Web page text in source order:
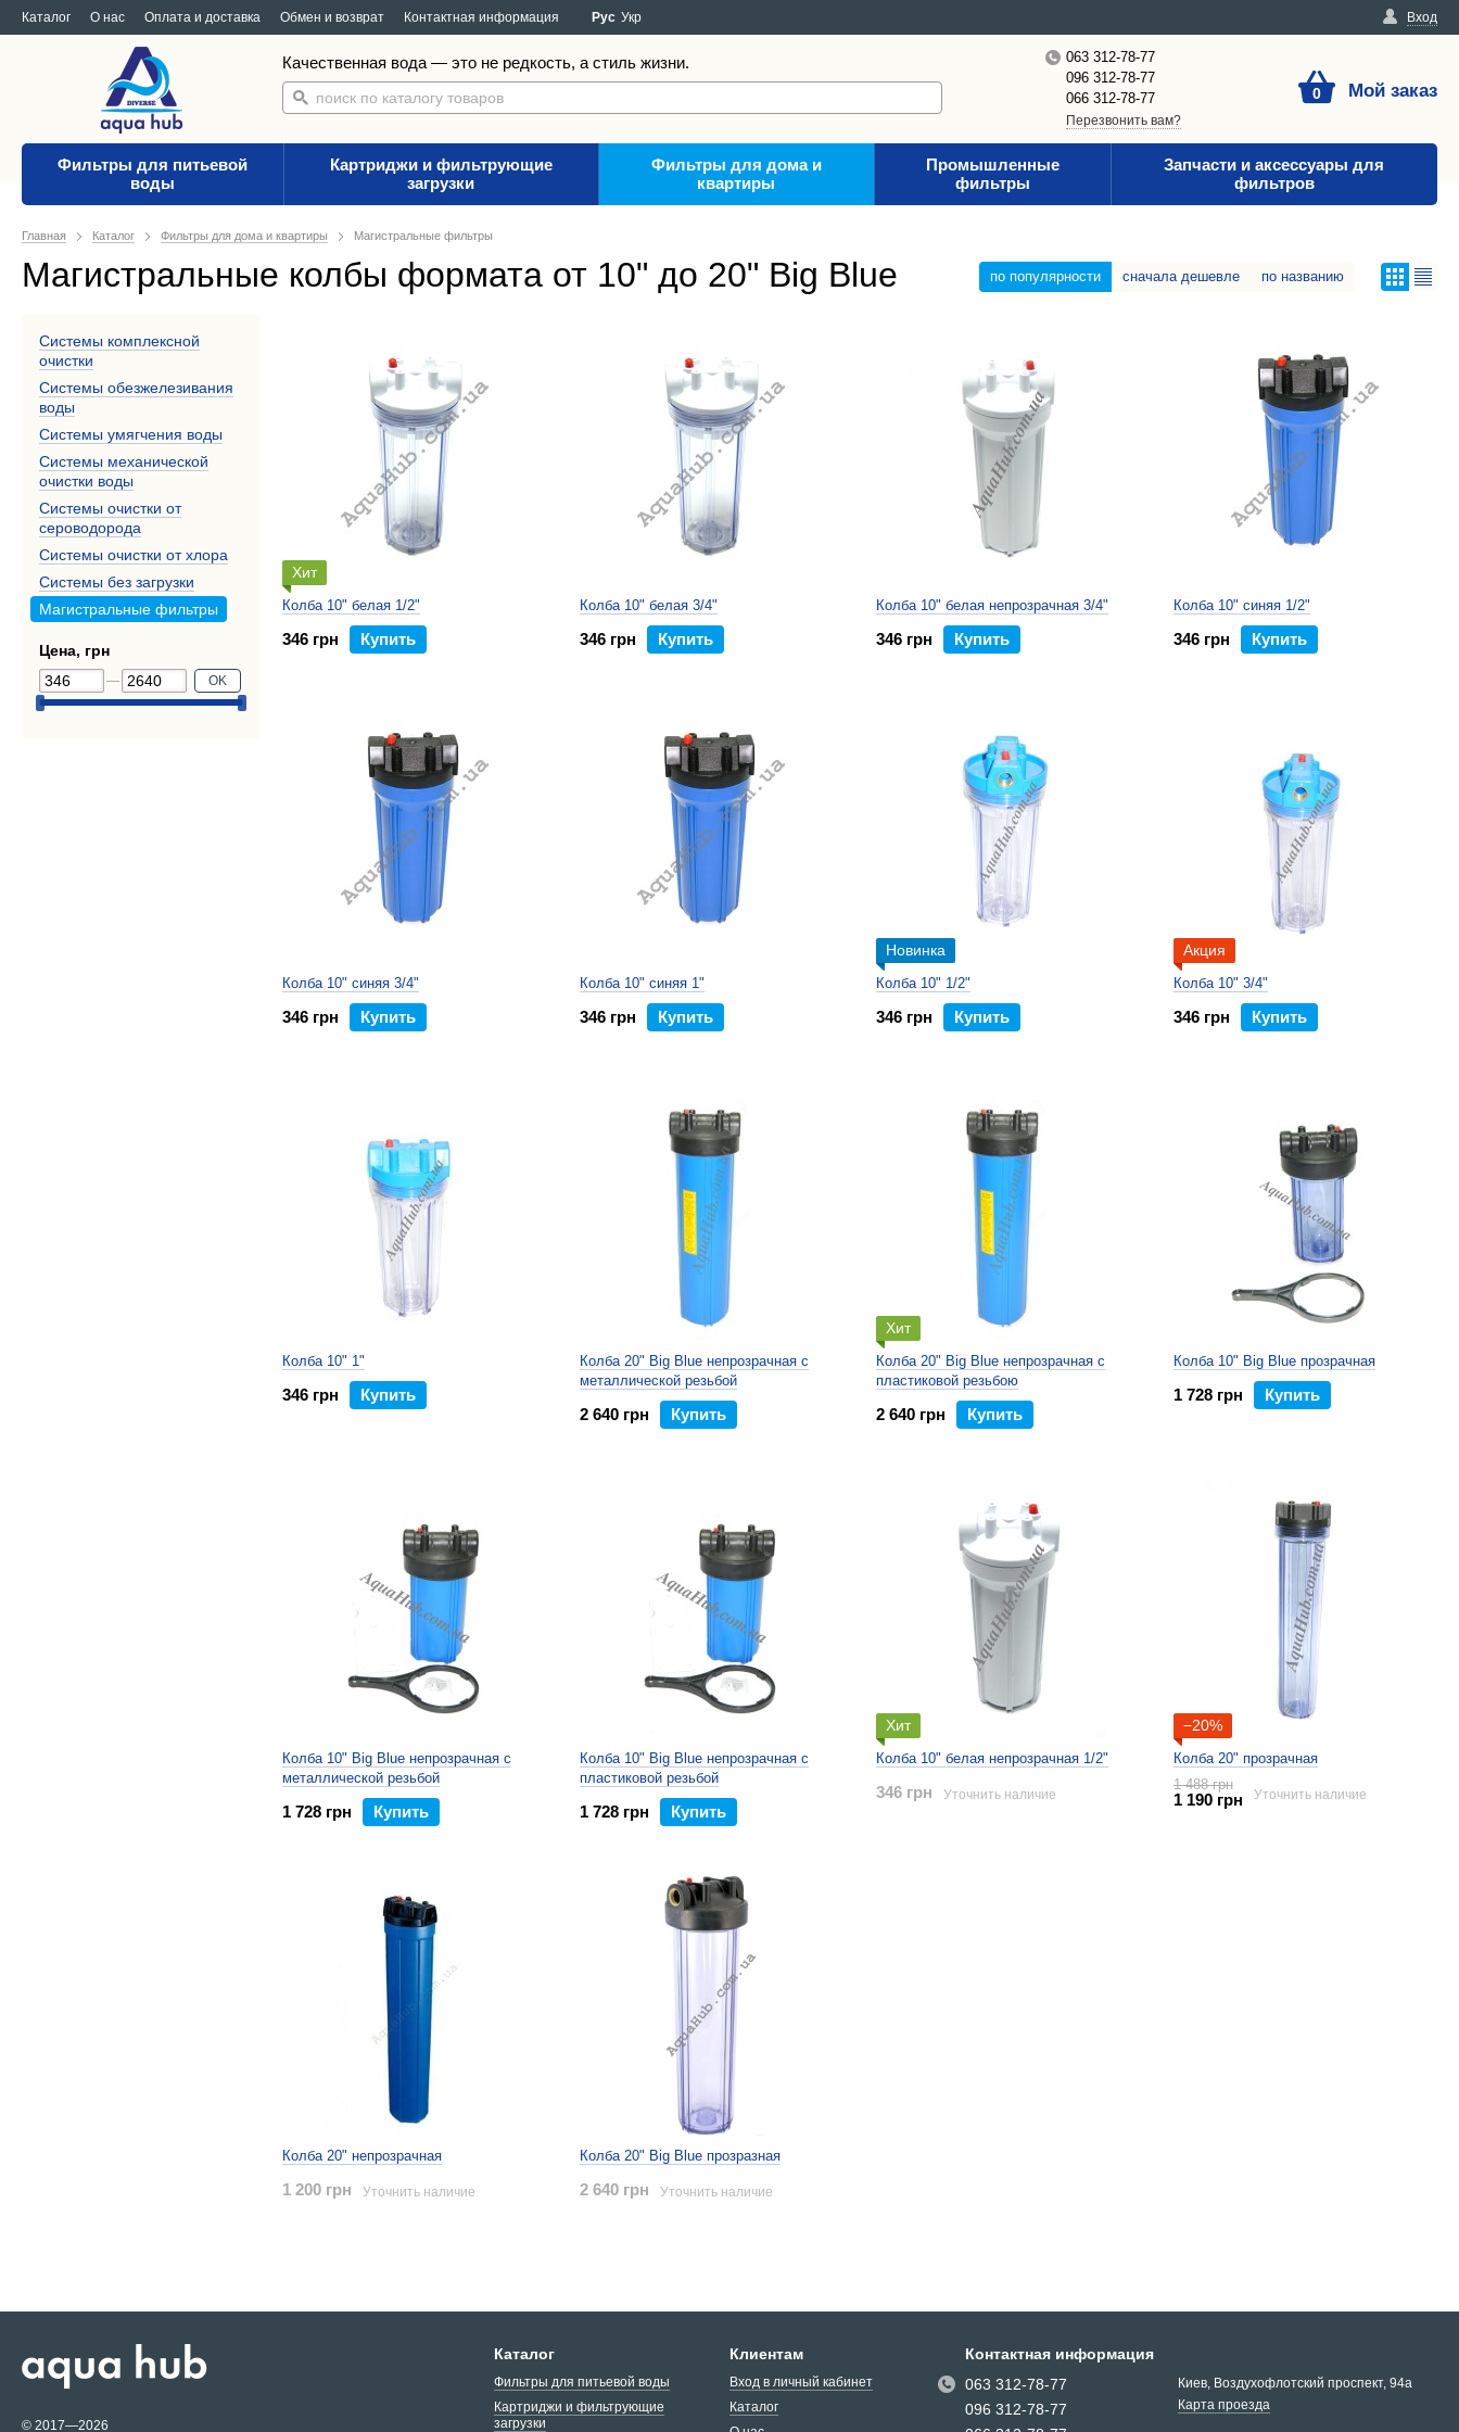
Каталог О нас Оплата и доставка Обмен и возврат Контактная информация Вход
Рус Укр
Качественная вода — это не редкость, а стиль жизни.
063 312-78-77
096 312-78-77
066 312-78-77
Перезвонить вам?
0 Мой заказ
Фильтры для питьевой
воды
Картриджи и фильтрующие
загрузки
Фильтры для дома и
квартиры
Промышленные
фильтры
Запчасти и аксессуары для
фильтров
Главная Каталог Фильтры для дома и квартиры Магистральные фильтры
Магистральные колбы формата от 10" до 20" Big Blue по популярности сначала дешевле по названию
Хит
Колба 10" белая 1/2"
346 грн Купить
Колба 10" белая 3/4"
346 грн Купить
Колба 10" белая непрозрачная 3/4"
346 грн Купить
Колба 10" синяя 1/2"
346 грн Купить
Колба 10" синяя 3/4"
346 грн Купить
Колба 10" синяя 1"
346 грн Купить
Новинка
Колба 10" 1/2"
346 грн Купить
Акция
Колба 10" 3/4"
346 грн Купить
Колба 10" 1"
346 грн Купить
Колба 20" Big Blue непрозрачная с
металлической резьбой
2 640 грн Купить
Хит
Колба 20" Big Blue непрозрачная с
пластиковой резьбою
2 640 грн Купить
Колба 10" Big Blue прозрачная
1 728 грн Купить
Колба 10" Big Blue непрозрачная с
металлической резьбой
1 728 грн Купить
Колба 10" Big Blue непрозрачная с
пластиковой резьбой
1 728 грн Купить
Хит
Колба 10" белая непрозрачная 1/2"
346 грн Уточнить наличие
−20%
Колба 20" прозрачная
1 488 грн
1 190 грн Уточнить наличие
Колба 20" непрозрачная
1 200 грн Уточнить наличие
Колба 20" Big Blue прозразная
2 640 грн Уточнить наличие
Системы комплексной
очистки
Системы обезжелезивания
воды
Системы умягчения воды
Системы механической
очистки воды
Системы очистки от
сероводорода
Системы очистки от хлора
Системы без загрузки
Магистральные фильтры
Цена, грн
OK
© 2017—2026
Каталог
Фильтры для питьевой воды
Картриджи и фильтрующие
загрузки
Клиентам
Вход в личный кабинет
Каталог
Контактная информация
063 312-78-77
096 312-78-77
Киев, Воздухофлотский проспект, 94a
Карта проезда